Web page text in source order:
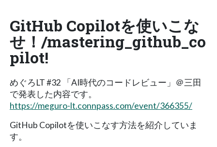
GitHub Copilotを使いこな
せ！/mastering_github_co
pilot!
めぐろLT #32 「AI時代のコードレビュー」＠三田
で発表した内容です。
https://meguro-lt.connpass.com/event/366355/
GitHub Copilotを使いこなす方法を紹介していま
す。